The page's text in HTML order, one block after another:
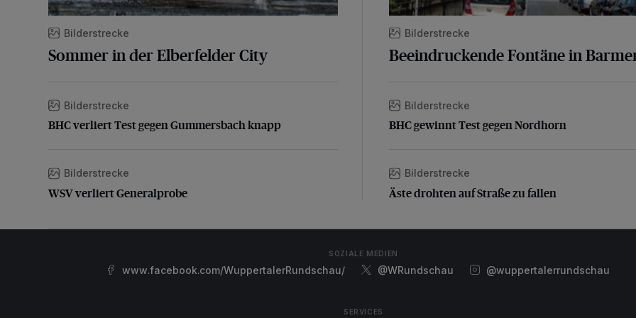
Bilderstrecke
Sommer in der Elberfelder City
BHC verliert Test gegen Gummersbach knapp
Bilderstrecke
BHC verliert Test gegen Gummersbach knapp
WSV verliert Generalprobe
Bilderstrecke
WSV verliert Generalprobe
Bilderstrecke
Beeindruckende Fontäne in
BHC gewinnt Test gegen Nordhorn
Bilderstrecke
BHC gewinnt Test gegen Nordhorn
Äste drohten auf Straße zu fallen
Bilderstrecke
Äste drohten auf Straße zu fallen
SOZIALE MEDIEN
www.facebook.com/WuppertalerRundschau/ @WRundschau @wuppertalerrundschau
SERVICES